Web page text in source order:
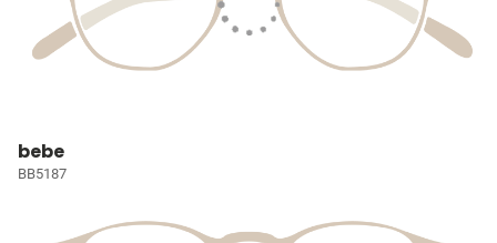
bebe
BB5187